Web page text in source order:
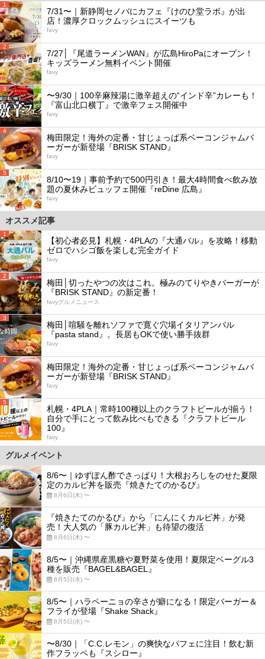
1
7/31〜｜新静岡セノバにカフェ『けのひ堂ラボ』が出
店！濃厚クロックムッシュにスイーツも
favy
2
7/27│『尾道ラーメンWAN』が広島HiroPaにオープン！
キッズラーメン無料イベント開催
favy
3
〜9/30｜100辛麻辣湯に激辛超えの“インド辛”カレーも！
『富山北口横丁』で激辛フェス開催中
favy
4
梅田限定！海外の定番・甘じょっぱ系ベーコンジャムバ
ーガーが新登場『BRISK STAND』
favy
5
8/10〜19｜事前予約で500円引き！最大4時間食べ飲み放
題の夏休みビュッフェ開催『reDine 広島』
favy
オススメ記事
1
【初心者必見】札幌・4PLAの『大通バル』を攻略！移動
ゼロでハシゴ飯を楽しむ完全ガイド
favy
2
梅田│切ったやつの次はこれ。極みのてりやきバーガーが
『BRISK STAND』の新定番！
favyグルメニュース
3
梅田│喧騒を離れソファで寛ぐ穴場イタリアンバル
『pasta stand』。長居もOKで使い勝手抜群
favy
4
梅田限定！海外の定番・甘じょっぱ系ベーコンジャムバ
ーガーが新登場『BRISK STAND』
favy
5
札幌・4PLA｜常時100種以上のクラフトビールが揃う！
自分で手にとって飲み比べもできる『クラフトビール
100』
favy
グルメイベント
8/6〜｜ゆずぽん酢でさっぱり！大根おろしをのせた夏限
定のカルビ丼を販売『焼きたてのかるび』
8月6日(木) 〜
『焼きたてのかるび』から「にんにくカルビ丼」が発
売！大人気の「豚カルビ丼」も待望の復活
8月6日(木) 〜
8/5〜｜沖縄県産黒糖や夏野菜を使用！夏限定ベーグル3
種を販売『BAGEL&BAGEL』
8月5日(水) 〜
8/5〜｜ハラペーニョの辛さが癖になる！限定バーガー＆
フライが登場『Shake Shack』
8月5日(水) 〜
〜8/30｜「C.C.レモン」の爽快なパフェに注目！飲む新
作フラッペも『スシロー』